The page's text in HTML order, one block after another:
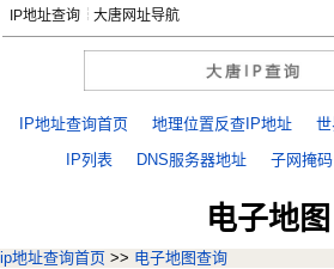
大唐网址导航
IP地址查询
IP地址查询首页 地理位置反查IP地址
IP列表
DNS服务器地址 子网掩码
电子地图
ip地址查询首页 >> 电子地图查询